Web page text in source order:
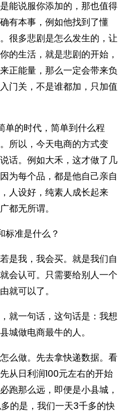
能说服你添加的，那也值得
有本事，例如他找到了懂
很多悲剧是怎么发生的，让
的生活，就是悲剧的开始，
正能量，那么一定会带来负
门关，不是谁都加，只加值
单的时代，简单到什么程
所以，今天电商的方式变
话。例如大禾，这才做了几
为每个品，都是他自己亲自
人设好，纯素人成长起来
都无所谓。
标准是什么？
是我，我会买。就是我们自
会认可。只需要给别人一个
就可以了。
就一句话，这句话是：我想
城做电商最牛的人。
么做。先去拿快递数据。看
从日利润100元左右的开始
跑那么远，即便是小县城，
的是，我们一天3千多的快